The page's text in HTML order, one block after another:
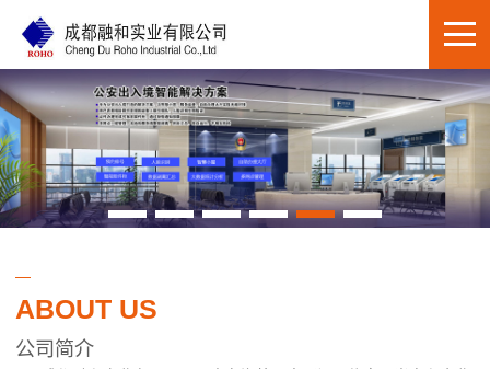
ABOUT US
公司简介